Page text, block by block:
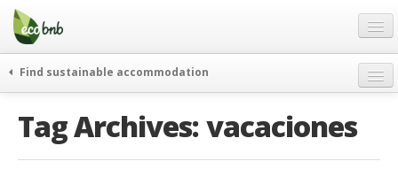
Menu
Skip
content
Ofertas
Acerca de
Find sustainable accommodation
Eco hotels
Tag Archives:vacaciones